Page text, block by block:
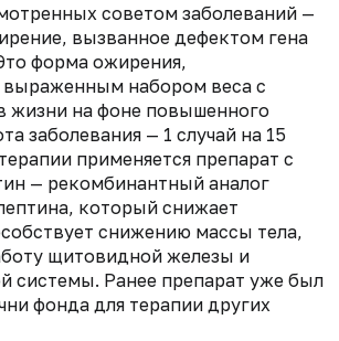
советом заболеваний —
вызванное дефектом гена
форма ожирения,
выраженным набором веса с
жизни на фоне повышенного
заболевания — 1 случай на 15
применяется препарат с
— рекомбинантный аналог
который снижает
снижению массы тела,
щитовидной железы и
системы. Ранее препарат уже был
фонда для терапии других